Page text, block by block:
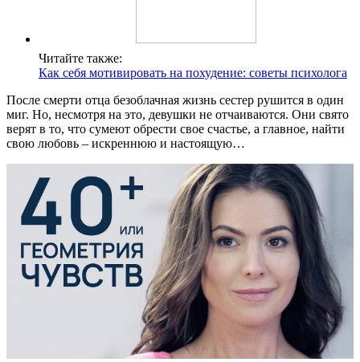
Читайте также:
Как себя мотивировать на похудение: советы психолога
После смерти отца безоблачная жизнь сестер рушится в один
миг. Но, несмотря на это, девушки не отчаиваются. Они свято
верят в то, что сумеют обрести свое счастье, а главное, найти
свою любовь – искреннюю и настоящую…